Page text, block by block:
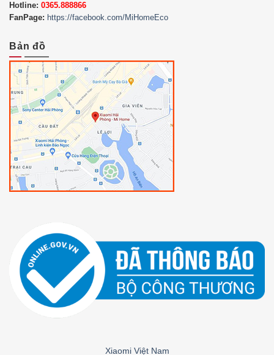
Hotline: 0365.888866
FanPage: https://facebook.com/MiHomeEco
Bản đồ
Xiaomi Việt Nam